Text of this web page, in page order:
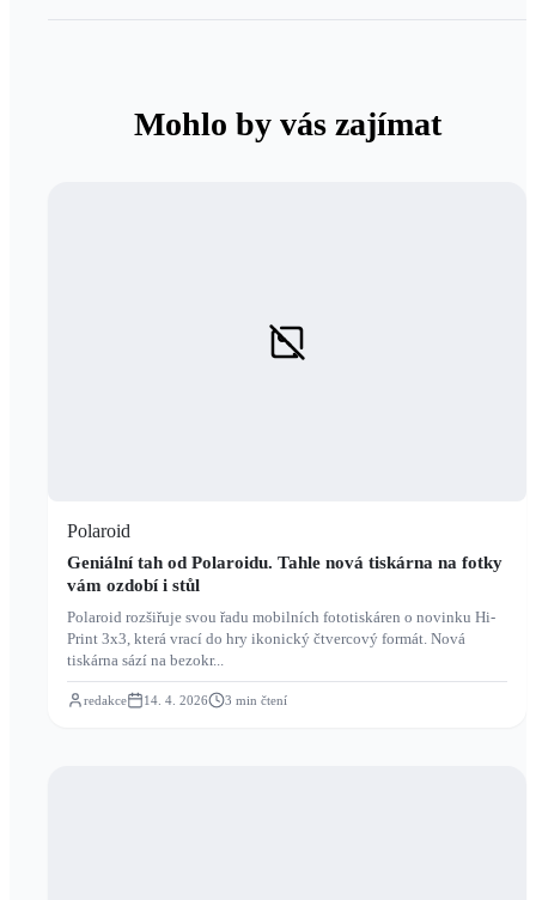
Mohlo by vás zajímat
Polaroid
Geniální tah od Polaroidu. Tahle nová tiskárna na fotky
vám ozdobí i stůl
Polaroid rozšiřuje svou řadu mobilních fototiskáren o novinku Hi-
Print 3x3, která vrací do hry ikonický čtvercový formát. Nová
tiskárna sází na bezokr...
redakce 14. 4. 2026 3 min čtení